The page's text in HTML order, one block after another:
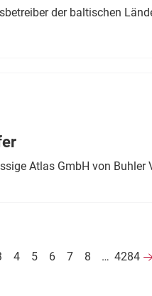
der baltischen
Atlas GmbH von Buhler
4 5 6 7 8 … 4284